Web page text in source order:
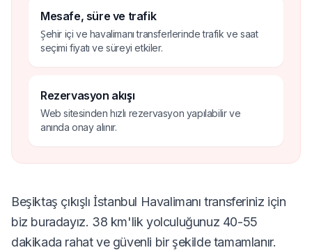
Mesafe, süre ve trafik
Şehir içi ve havalimanı transferlerinde trafik ve saat
seçimi fiyatı ve süreyi etkiler.
Rezervasyon akışı
Web sitesinden hızlı rezervasyon yapılabilir ve
anında onay alınır.
Beşiktaş çıkışlı İstanbul Havalimanı transferiniz için
biz buradayız. 38 km'lik yolculuğunuz 40-55
dakikada rahat ve güvenli bir şekilde tamamlanır.